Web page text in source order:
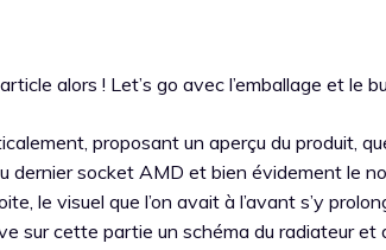
alors ! Let’s go avec l’emballage et le
proposant un aperçu du produit,
dernier socket AMD et bien évidement le
le visuel que l’on avait à l’avant s’y
sur cette partie un schéma du radiateur et